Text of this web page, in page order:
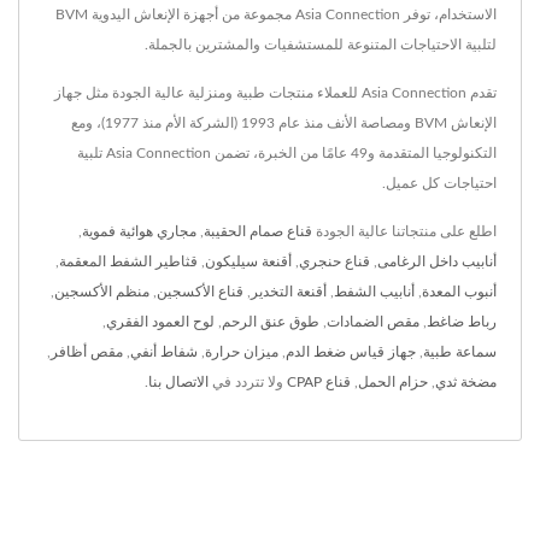
الاستخدام، توفر Asia Connection مجموعة من أجهزة الإنعاش اليدوية BVM
لتلبية الاحتياجات المتنوعة للمستشفيات والمشترين بالجملة.
تقدم Asia Connection للعملاء منتجات طبية ومنزلية عالية الجودة مثل جهاز
الإنعاش BVM ومصاصة الأنف منذ عام 1993 (الشركة الأم منذ 1977)، ومع
التكنولوجيا المتقدمة و49 عامًا من الخبرة، تضمن Asia Connection تلبية
احتياجات كل عميل.
اطلع على منتجاتنا عالية الجودة قناع صمام الحقيبة مجاري هوائية فموية
أنابيب داخل الرغامى قناع حنجري أقنعة سيليكون قثاطير الشفط المعقمة
أنبوب المعدة أنابيب الشفط أقنعة التخدير قناع الأكسجين منظم الأكسجين
رباط ضاغط مقص الضمادات طوق عنق الرحم لوح العمود الفقري
سماعة طبية جهاز قياس ضغط الدم ميزان حرارة شفاط أنفي مقص أظافر
مضخة ثدي حزام الحمل قناع CPAP ولا تتردد في الاتصال بنا